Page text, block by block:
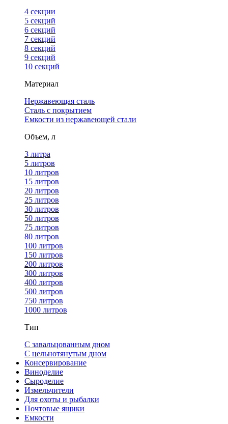
4 cекции
5 секций
6 секций
7 секций
8 секций
9 секций
10 секций
Материал
Нержавеющая сталь
Сталь с покрытием
Емкости из нержавеющей стали
Объем, л
3 литра
5 литров
10 литров
15 литров
20 литров
25 литров
30 литров
50 литров
75 литров
80 литров
100 литров
150 литров
200 литров
300 литров
400 литров
500 литров
750 литров
1000 литров
Тип
С завальцованным дном
С цельнотянутым дном
Консервирование
Виноделие
Сыроделие
Измельчители
Для охоты и рыбалки
Почтовые ящики
Емкости